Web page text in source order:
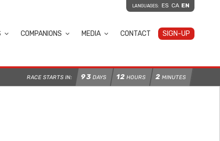
LANGUAGES: ES CA EN
COMPANIONS MEDIA CONTACT SIGN-UP
RACE STARTS IN: 93 DAYS 12 HOURS 2 MINUTES